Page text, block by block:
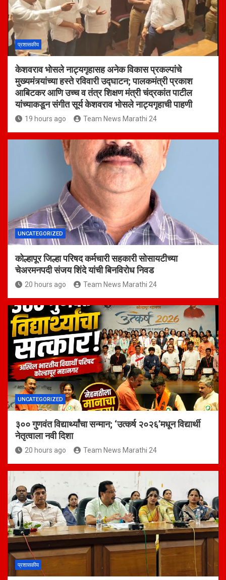
प्रशासकीय
केशवराव भोसले नाट्यगृहासह अनेक विकास प्रकल्पांचे
मुख्यमंत्र्यांच्या हस्ते रविवारी उद्घाटन; पालकमंत्री प्रकाश
आबिटकर आणि उच्च व तंत्र शिक्षण मंत्री चंद्रकांत पाटील
यांच्याकडून संगीत सूर्य केशवराव भोसले नाट्यगृहाची पाहणी
19 hours ago Team News Marathi 24
UNCATEGORIZED
कोल्हापूर जिल्हा परिषद कर्मचारी सहकारी सोसायटीच्या
चेअरमनपदी संजय शिंदे यांची बिनविरोध निवड
20 hours ago Team News Marathi 24
UNCATEGORIZED
३०० गुणवंत विद्यार्थ्यांचा सन्मान; ‘उत्कर्ष २०२६’मधून विद्यार्थी
नेतृत्वाला नवी दिशा
20 hours ago Team News Marathi 24
प्रशासकीय